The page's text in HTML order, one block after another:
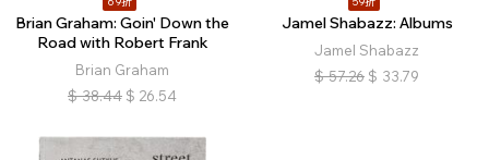
Brian Graham: Goin' Down the
Road with Robert Frank
Brian Graham
$ 38.44 $ 26.54
Jamel Shabazz: Albums
Jamel Shabazz
$ 57.26 $ 33.79